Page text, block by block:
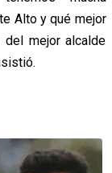
Alto y qué mejor
mejor alcalde